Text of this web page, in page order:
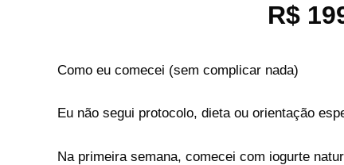
R$
Como eu comecei (sem complicar nada)
Eu não segui protocolo, dieta ou orientação
Na primeira semana, comecei com iogurte